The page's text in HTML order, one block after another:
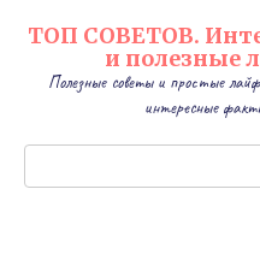
ТОП СОВЕТОВ.
и полезные
Полезные советы и простые
интересные